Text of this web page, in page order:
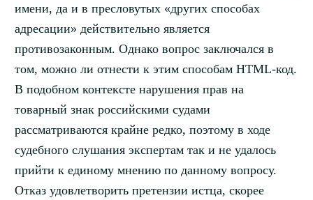
имени, да и в пресловутых «других способах
адресации» действительно является
противозаконным. Однако вопрос заключался в
том, можно ли отнести к этим способам HTML-код.
В подобном контексте нарушения прав на
товарный знак российскими судами
рассматриваются крайне редко, поэтому в ходе
судебного слушания экспертам так и не удалось
прийти к единому мнению по данному вопросу.
Отказ удовлетворить претензии истца, скорее